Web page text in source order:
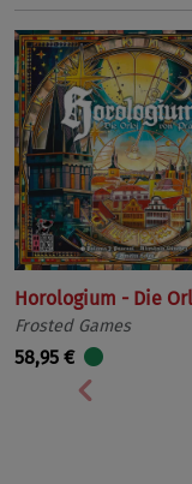
Horologium - Die
Frosted Games
58,95 €
Vorherige